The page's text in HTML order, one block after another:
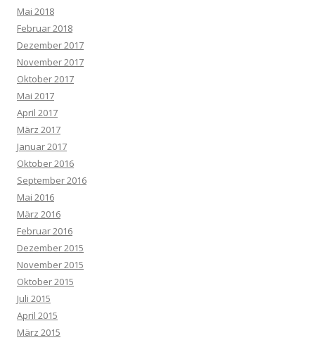
Mai 2018
Februar 2018
Dezember 2017
November 2017
Oktober 2017
Mai 2017
April 2017
März 2017
Januar 2017
Oktober 2016
September 2016
Mai 2016
März 2016
Februar 2016
Dezember 2015
November 2015
Oktober 2015
Juli 2015
April 2015
März 2015